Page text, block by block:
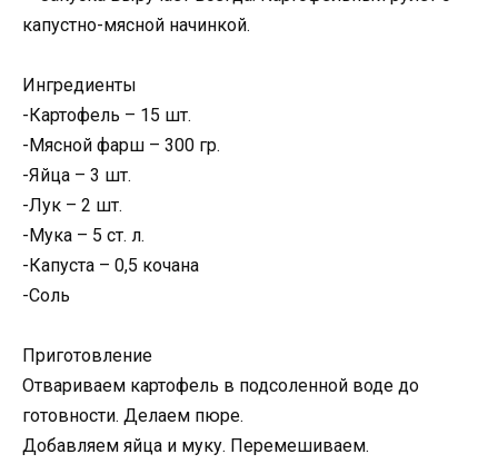
Ингредиенты
-Картофель – 15 шт.
-Мясной фарш – 300 гр.
-Яйца – 3 шт.
-Лук – 2 шт.
-Мука – 5 ст. л.
-Капуста – 0,5 кочана
-Соль
Приготовление
Отвариваем картофель в подсоленной воде до
готовности. Делаем пюре.
Добавляем яйца и муку. Перемешиваем.